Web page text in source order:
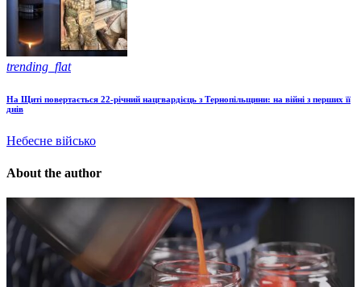
trending_flat
На Щиті повертається 22-річний нацгвардієць з Тернопільщини: на війні з перших її
днів
Небесне військо
About the author